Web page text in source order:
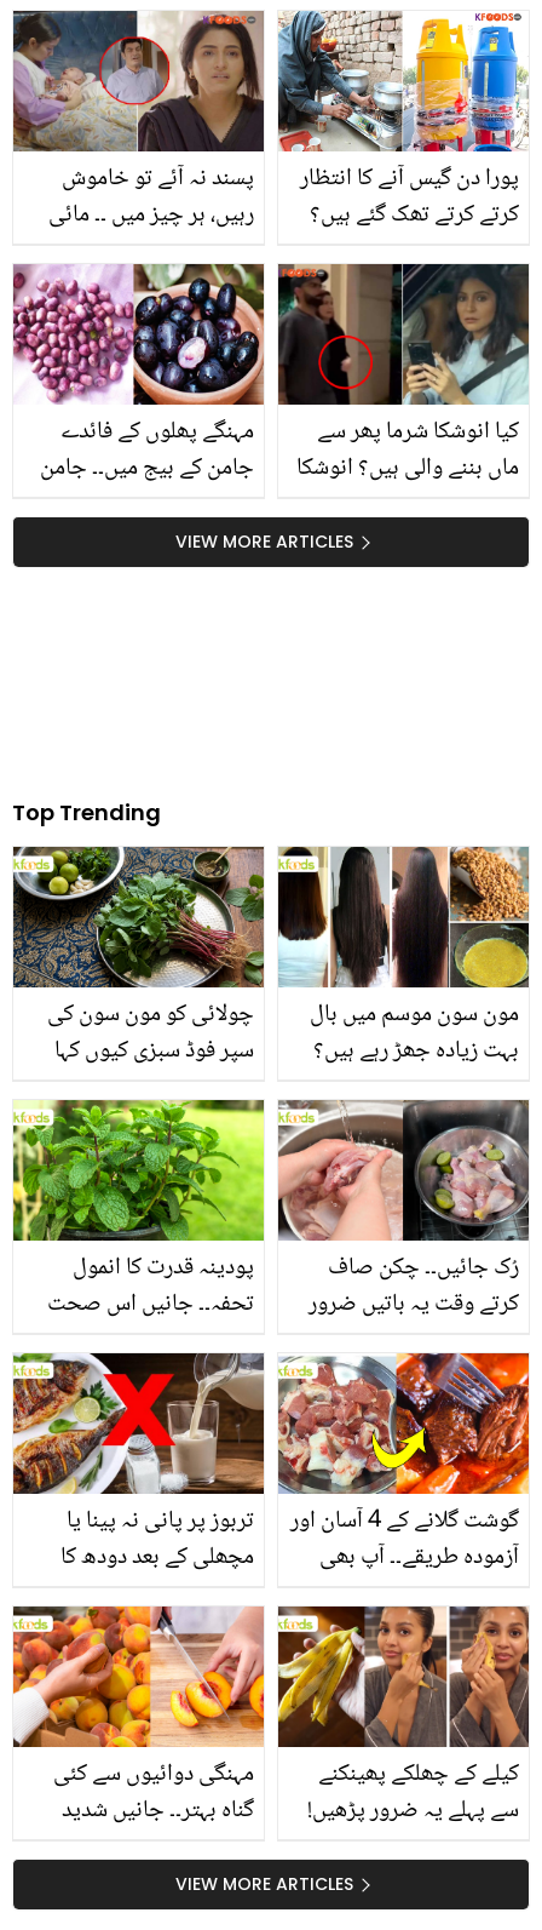
اور ذمہ داریوں کے متعلق
بول پڑیں
ضرور جانیں
پسند نہ آئے تو خاموش
رہیں، ہر چیز میں ۔۔ مائی
تنقید کرنے والوں کو مایا
خان کا منہ توڑ جواب
پورا دن گیس آنے کا انتظار
کرتے کرتے تھک گئے ہیں؟
پلاسٹک گیس سلینڈر، جو
آپ کی زندگی اور پیسے
دونوں بچائیں
مہنگے پھلوں کے فائدے
جامن کے بیج میں۔۔ جامن
رک جائیں پہلے ان کے یہ
فائدے جان لیں
کیا انوشکا شرما پھر سے
ماں بننے والی ہیں؟ انوشکا
ویڈیو نے سچائی سے پردہ
اٹھا دیا
VIEW MORE ARTICLES
Top Trending
چولائی کو مون سون کی
سپر فوڈ سبزی کیوں کہا
منرلز اور اینٹی آکسیڈنٹس
سے بھرپور اس سبزی کے
فائدے
مون سون موسم میں بال
بہت زیادہ جھڑ رہے ہیں؟
بنانے کے چند قدرتی طریقے
پودینہ قدرت کا انمول
تحفہ۔۔ جانیں اس صحت
انگیز طبی فوائد
رُک جائیں۔۔ چکن صاف
کرتے وقت یہ باتیں ضرور
تربوز پر پانی نہ پینا یا
مچھلی کے بعد دودھ کا
سے متعلق غلط فہمیوں کی
حقیقت کیا ہے اور افواہ
کیا؟
گوشت گلانے کے 4 آسان اور
آزمودہ طریقے۔۔ آپ بھی
بتائے راز
مہنگی دوائیوں سے کئی
گناہ بہتر۔۔ جانیں شدید
کیوں کھانا چاہیے؟
کیلے کے چھلکے پھینکنے
سے پہلے یہ ضرور پڑھیں!
سستا اور قدرتی حلVIEW MORE ARTICLES